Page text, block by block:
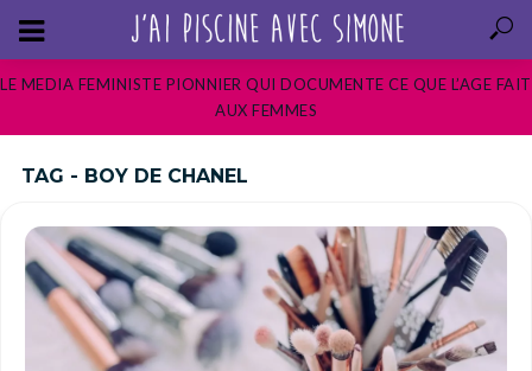
LE MEDIA FEMINISTE PIONNIER QUI DOCUMENTE CE QUE L’AGE FAIT
AUX FEMMES
TAG - BOY DE CHANEL